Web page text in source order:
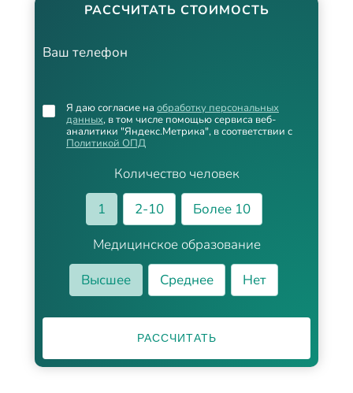
РАССЧИТАТЬ СТОИМОСТЬ
Ваш телефон
Количество человек
1
2-10
Более 10
Медицинское образование
Высшее
Среднее Нет
Я даю согласие на обработку персональных
данных, в том числе помощью сервиса веб-
аналитики "Яндекс.Метрика", в соответствии с
Политикой ОПД
РАССЧИТАТЬ